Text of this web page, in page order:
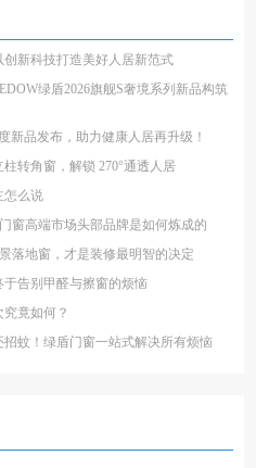
新科技打造美好人居新范式
绿盾2026旗舰S奢境系列新品构筑
新品发布，助力健康人居再升级！
转角窗，解锁 270°通透人居
怎么说
窗高端市场头部品牌是如何炼成的
落地窗，才是装修最明智的决定
告别甲醛与擦窗的烦恼
竟如何？
蚊！绿盾门窗一站式解决所有烦恼